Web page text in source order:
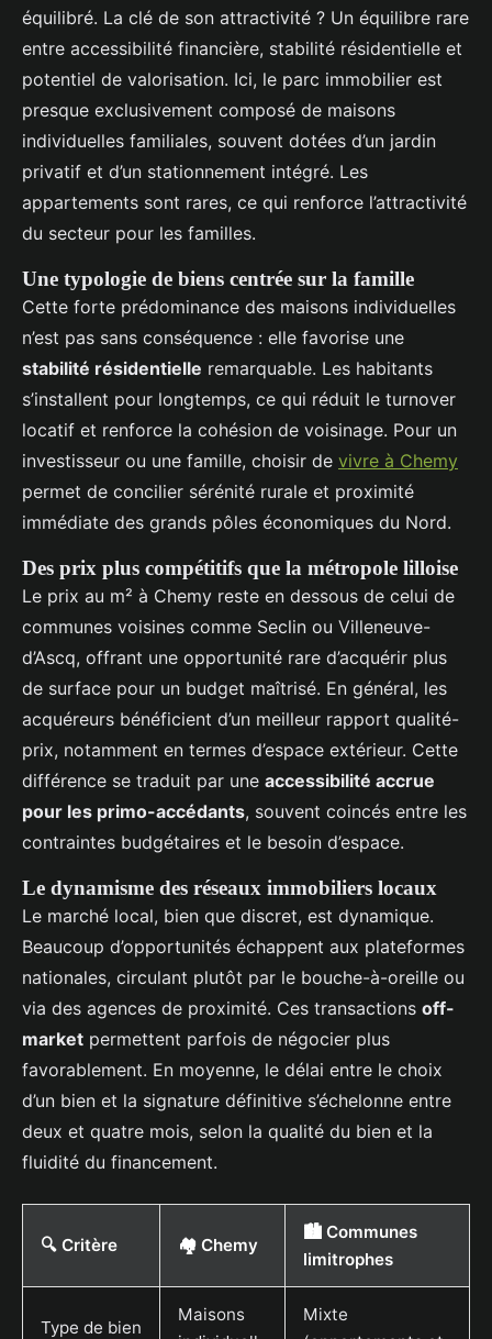
équilibré. La clé de son attractivité ? Un équilibre rare
entre accessibilité financière, stabilité résidentielle et
potentiel de valorisation. Ici, le parc immobilier est
presque exclusivement composé de maisons
individuelles familiales, souvent dotées d’un jardin
privatif et d’un stationnement intégré. Les
appartements sont rares, ce qui renforce l’attractivité
du secteur pour les familles.
Une typologie de biens centrée sur la famille
Cette forte prédominance des maisons individuelles
n’est pas sans conséquence : elle favorise une
stabilité résidentielle remarquable. Les habitants
s’installent pour longtemps, ce qui réduit le turnover
locatif et renforce la cohésion de voisinage. Pour un
investisseur ou une famille, choisir de vivre à Chemy
permet de concilier sérénité rurale et proximité
immédiate des grands pôles économiques du Nord.
Des prix plus compétitifs que la métropole lilloise
Le prix au m² à Chemy reste en dessous de celui de
communes voisines comme Seclin ou Villeneuve-
d’Ascq, offrant une opportunité rare d’acquérir plus
de surface pour un budget maîtrisé. En général, les
acquéreurs bénéficient d’un meilleur rapport qualité-
prix, notamment en termes d’espace extérieur. Cette
différence se traduit par une accessibilité accrue
pour les primo-accédants, souvent coincés entre les
contraintes budgétaires et le besoin d’espace.
Le dynamisme des réseaux immobiliers locaux
Le marché local, bien que discret, est dynamique.
Beaucoup d’opportunités échappent aux plateformes
nationales, circulant plutôt par le bouche-à-oreille ou
via des agences de proximité. Ces transactions off-
market permettent parfois de négocier plus
favorablement. En moyenne, le délai entre le choix
d’un bien et la signature définitive s’échelonne entre
deux et quatre mois, selon la qualité du bien et la
fluidité du financement.
🔍 Critère 🏘️ Chemy
🏙️ Communes
limitrophes
Type de bien
Maisons
Mixte